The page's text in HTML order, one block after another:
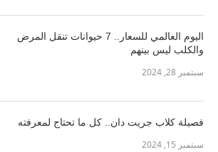
اليوم العالمي للسعار.. 7 حيوانات تنقل المرض
والكلب ليس بينهم
سبتمبر 28, 2024
فصيلة كلاب جريت دان.. كل ما تحتاج لمعرفته
سبتمبر 15, 2024